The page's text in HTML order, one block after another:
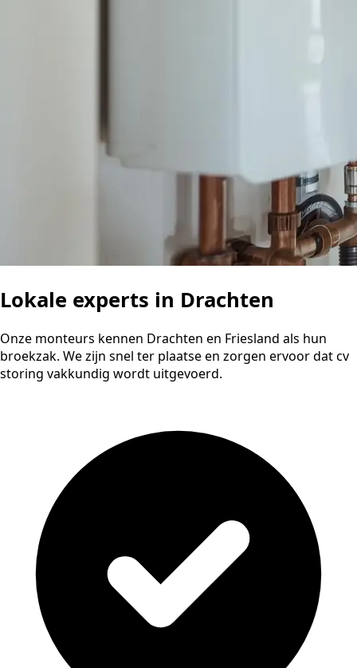
Lokale experts in Drachten
Onze monteurs kennen Drachten en Friesland als hun
broekzak. We zijn snel ter plaatse en zorgen ervoor dat cv
storing vakkundig wordt uitgevoerd.